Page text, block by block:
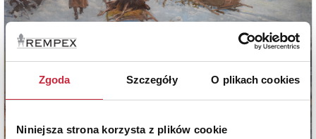
Zgoda Szczegóły O plikach cookies
Niniejsza strona korzysta z plików cookie